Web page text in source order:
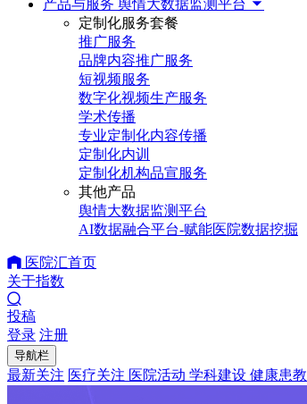
产品与服务 舆情大数据监测平台
定制化服务套餐
推广服务
品牌内容推广服务
短视频服务
数字化视频生产服务
学术传播
专业定制化内容传播
定制化内训
定制化机构品宣服务
其他产品
舆情大数据监测平台
AI数据融合平台-赋能医院数据挖掘
医院汇首页
关于指数
投稿
登录 注册
导航栏
最新关注 医疗关注 医院活动 学科建设 健康患教